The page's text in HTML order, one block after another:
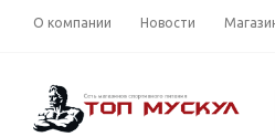
О компании Новости